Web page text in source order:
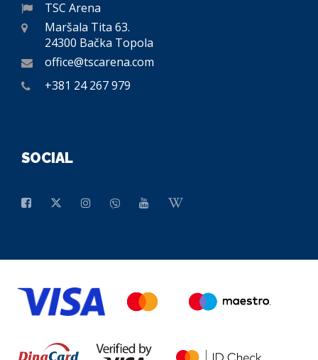
TSC Arena
Maršala Tita 63.
24300 Bačka Topola
office@tscarena.com
+381 24 267 979
SOCIAL